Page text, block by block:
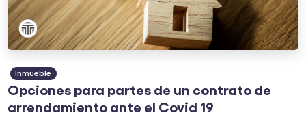
Inmueble
Opciones para partes de un contrato de
arrendamiento ante el Covid 19